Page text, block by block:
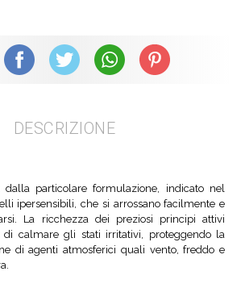
Facebook X (Twitter) WhatsAppPinterest
DESCRIZIONE
dalla particolare formulazione, indicato nel
ipersensibili, che si arrossano facilmente e
La ricchezza dei preziosi principi attivi
di calmare gli stati irritativi, proteggendo la
di agenti atmosferici quali vento, freddo e